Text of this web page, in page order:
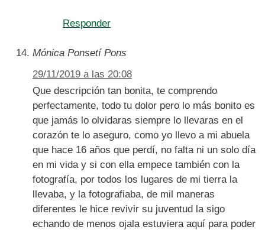
Responder
Mónica Ponsetí Pons
29/11/2019 a las 20:08
Que descripción tan bonita, te comprendo
perfectamente, todo tu dolor pero lo más bonito es
que jamás lo olvidaras siempre lo llevaras en el
corazón te lo aseguro, como yo llevo a mi abuela
que hace 16 años que perdí, no falta ni un solo día
en mi vida y si con ella empece también con la
fotografía, por todos los lugares de mi tierra la
llevaba, y la fotografiaba, de mil maneras
diferentes le hice revivir su juventud la sigo
echando de menos ojala estuviera aquí para poder